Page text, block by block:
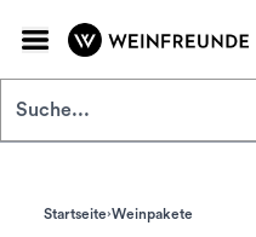
Startseite Weinpakete